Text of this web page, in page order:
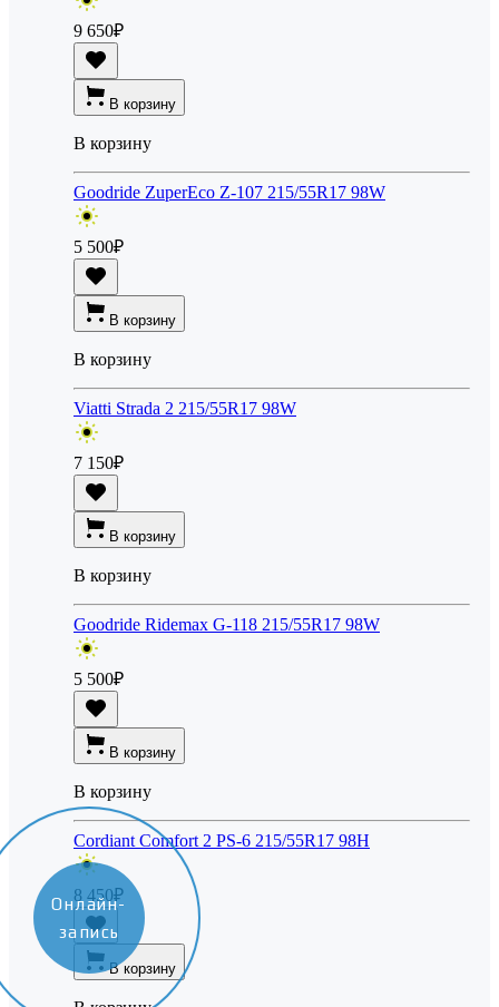
9 650₽
В корзину
В корзину
Goodride ZuperEco Z-107 215/55R17 98W
5 500₽
В корзину
В корзину
Viatti Strada 2 215/55R17 98W
7 150₽
В корзину
В корзину
Goodride Ridemax G-118 215/55R17 98W
5 500₽
В корзину
В корзину
Cordiant Comfort 2 PS-6 215/55R17 98H
8 450₽
В корзину
Онлайн-
запись